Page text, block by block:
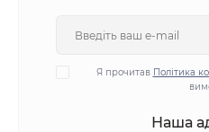
Я прочитав Політика
Наша